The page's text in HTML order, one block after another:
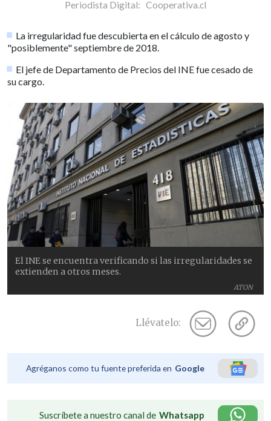
Periodista Digital: Cooperativa.cl
La irregularidad fue descubierta en el cálculo de agosto y
"posiblemente" septiembre de 2018.
El jefe de Departamento de Precios del INE fue cesado de
su cargo.
ATON
El INE se encuentra verificando si las irregularidades se
extienden a otros meses.
Llévatelo:
Agréganos como tu fuente preferida en Google
Suscríbete a nuestro canal de Whatsapp